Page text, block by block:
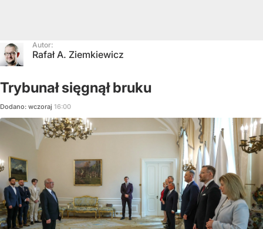
Autor:
Rafał A. Ziemkiewicz
Trybunał sięgnął bruku
Dodano: wczoraj 16:00